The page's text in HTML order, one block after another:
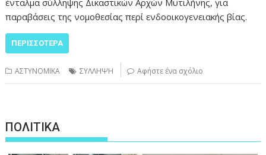
ένταλμα σύλληψης Δικαστικών Αρχών Μυτιλήνης, για
παραβάσεις της νομοθεσίας περί ενδοοικογενειακής βίας.
ΠΕΡΙΣΣΌΤΕΡΑ
ΑΣΤΥΝΟΜΙΚΑ ΣΥΛΛΗΨΗ Αφήστε ένα σχόλιο
ΠΟΛΙΤΙΚΑ